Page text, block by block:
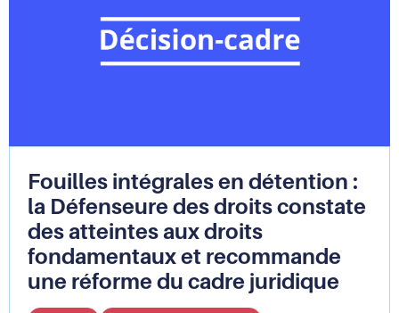
la
tête
du
Fouilles intégrales en détention :
la Défenseure des droits constate
des atteintes aux droits
fondamentaux et recommande
une réforme du cadre juridique